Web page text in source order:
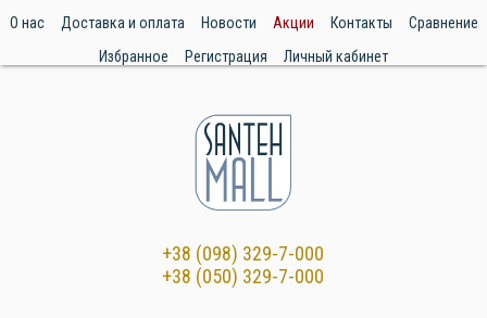
О нас Доставка и оплата Новости Акции Контакты
Сравнение
Избранное
Регистрация Личный кабинет
+38 (098) 329-7-000
+38 (050) 329-7-000